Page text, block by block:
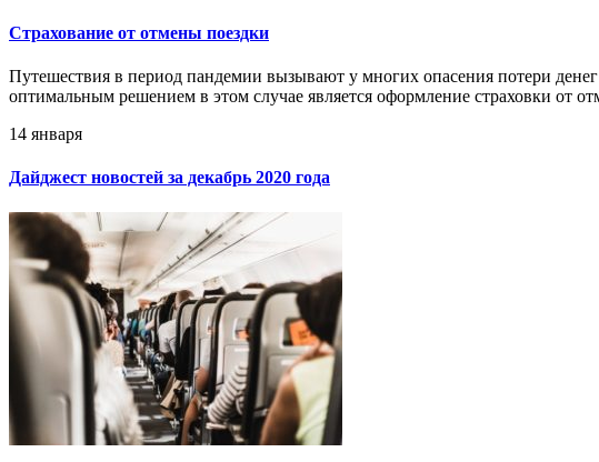
Страхование от отмены поездки
Путешествия в период пандемии вызывают у многих опасения потери
оптимальным решением в этом случае является оформление страховки от
14 января
Дайджест новостей за декабрь 2020 года